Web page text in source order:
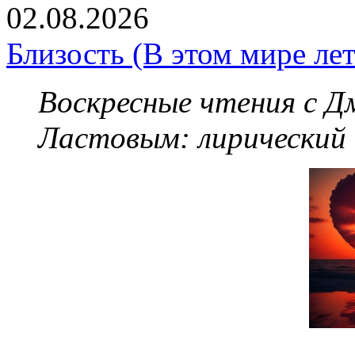
02.08.2026
Близость (В этом мире
Воскресные чтения с
Ластовым: